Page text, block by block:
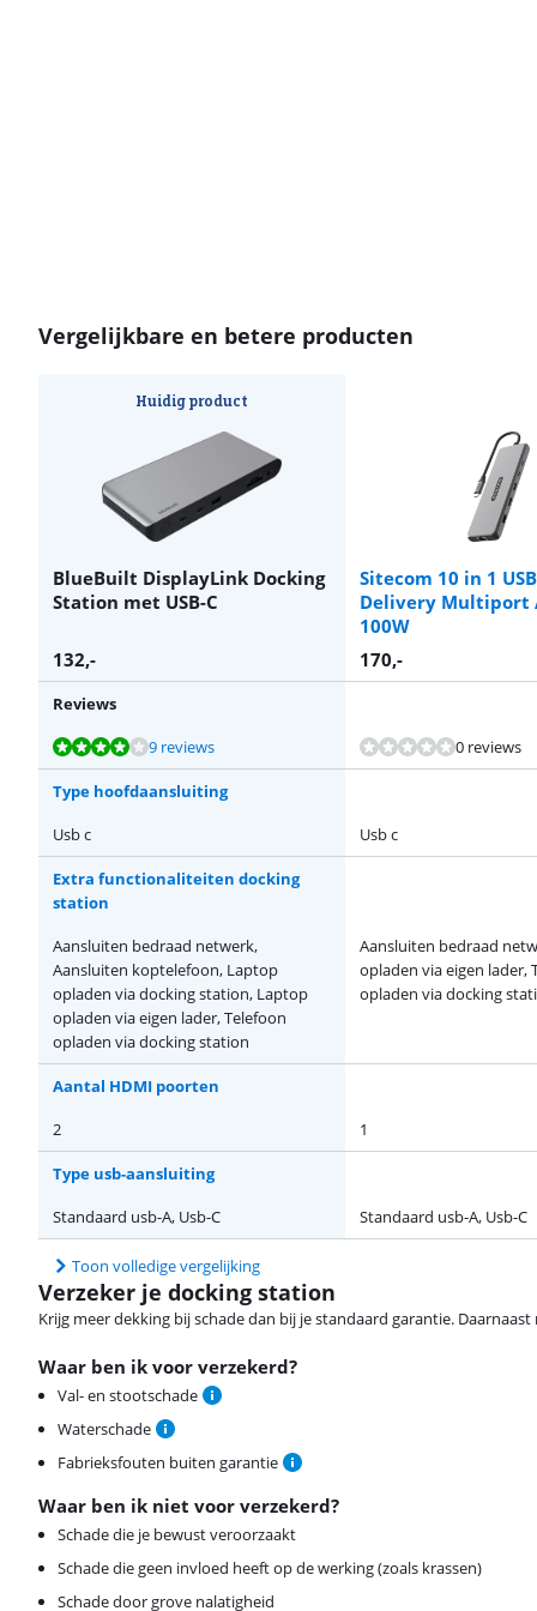
Vergelijkbare en betere producten
Huidig product
BlueBuilt DisplayLink Docking
Station met USB-C
Sitecom 10 in 1
Delivery Multiport
100W
132,- 170,-
Reviews
Beoordeling is 8,4 van de 10, gebaseerd op 9 reviews.
9 reviews 0 reviews
Beoordeling is 8,0 van de 10, gebaseerd op 74 reviews.
Beoordeling is 8,0 van de 10, gebaseerd op 164 reviews.
Beoordeling is 8,0 van de 10, gebaseerd op 74 reviews.
Type hoofdaansluiting
Usb c
Usb c
Extra functionaliteiten docking
station
Aansluiten bedraad netwerk,
Aansluiten koptelefoon, Laptop
opladen via docking station, Laptop
opladen via eigen lader, Telefoon
opladen via docking station
Aansluiten bedraad
opladen via eigen lader,
opladen via docking
Aantal HDMI poorten
2
1
Type usb-aansluiting
Standaard usb-A, Usb-C
Standaard usb-A, Usb-C
Toon volledige vergelijking
Verzeker je docking station
Krijg meer dekking bij schade dan bij je standaard garantie.
Waar ben ik voor verzekerd?
Val- en stootschade
Waterschade
Fabrieksfouten buiten garantie
Waar ben ik niet voor verzekerd?
Schade die je bewust veroorzaakt
Schade die geen invloed heeft op de werking (zoals krassen)
Schade door grove nalatigheid